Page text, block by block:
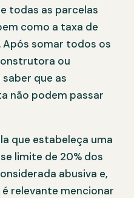
todas as parcelas
como a taxa de
Após somar todos os
ou
que as
não podem passar
que estabeleça uma
limite de 20% dos
abusiva e,
relevante mencionar